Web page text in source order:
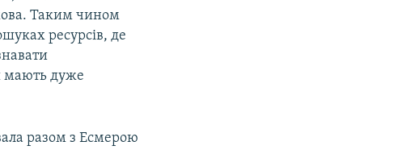
Таким чином
ресурсів, де
мають дуже
разом з Есмерою